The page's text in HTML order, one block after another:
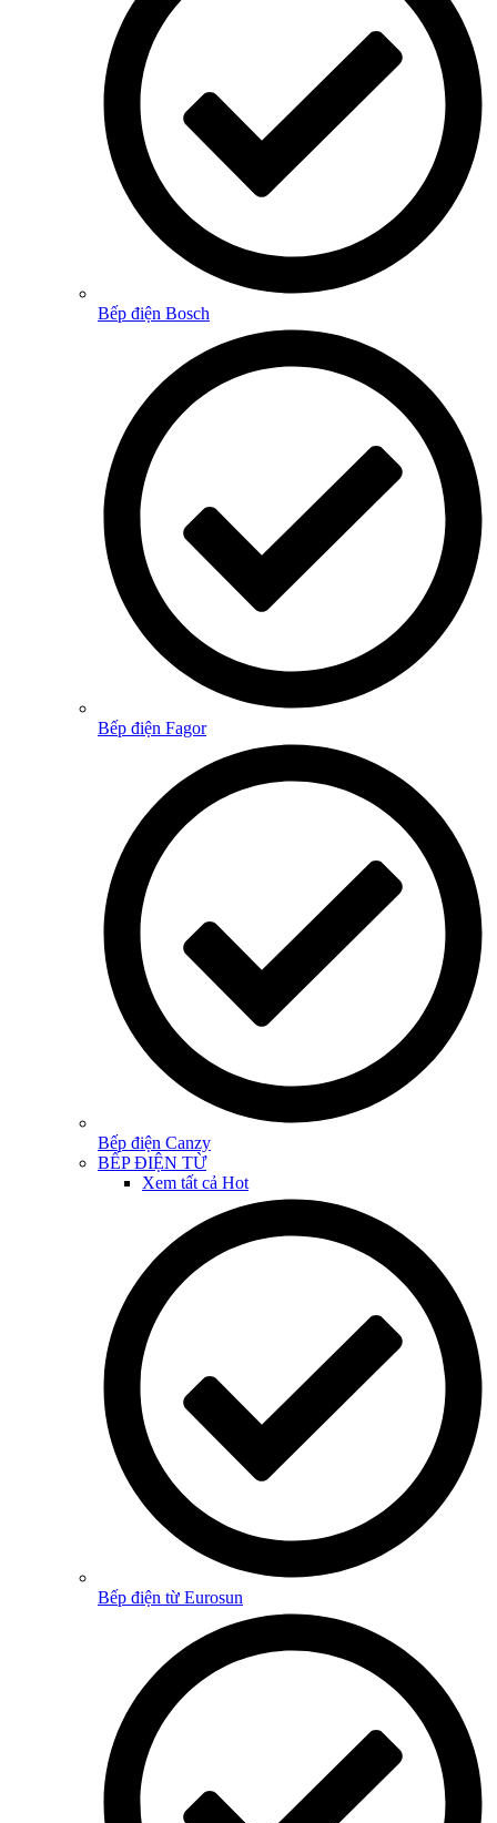
Bếp điện Bosch
Bếp điện Fagor
Bếp điện Canzy
BẾP ĐIỆN TỪ
Xem tất cả Hot
Bếp điện từ Eurosun